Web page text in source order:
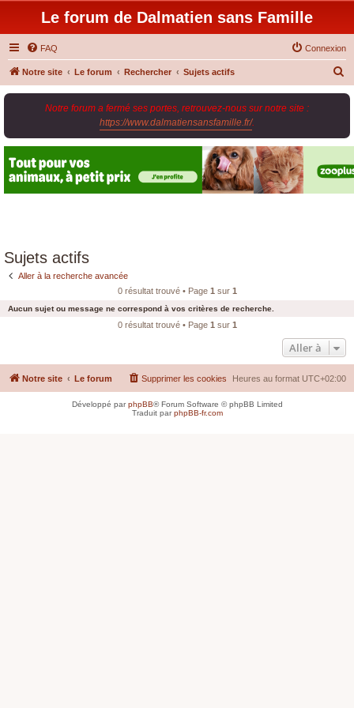
Le forum de Dalmatien sans Famille
FAQ Connexion
Notre site Le forum Rechercher Sujets actifs
e
r
Notre forum a fermé ses portes, retrouvez-nous sur notre site :
https://www.dalmatiensansfamille.fr/.
Sujets actifs
Aller à la recherche avancée
0 résultat trouvé • Page 1 sur 1
Aucun sujet ou message ne correspond à vos critères de recherche.
0 résultat trouvé • Page 1 sur 1
Aller à
Notre site Le forum Heures au format UTC+02:00
Supprimer les cookies
Développé parphpBB® Forum Software © phpBB Limited
Traduit parphpBB-fr.com